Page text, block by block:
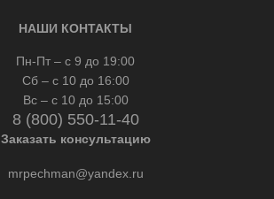
НАШИ КОНТАКТЫ
Пн-Пт – с 9 до 19:00
Сб – с 10 до 16:00
Вс – с 10 до 15:00
8 (800) 550-11-40
Заказать консультацию
mrpechman@yandex.ru